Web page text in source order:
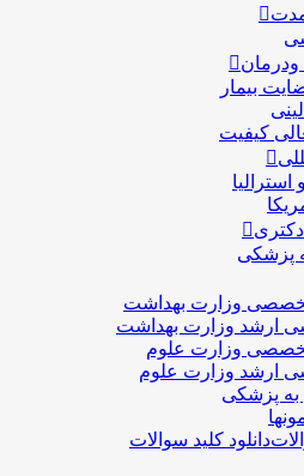
بيمار
کيفيت
پزشکی
وزارت بهداشت
ارشد وزارت بهداشت
وزارت علوم
ارشد وزارت علوم
به پزشکی
دانلود کلید سوالات